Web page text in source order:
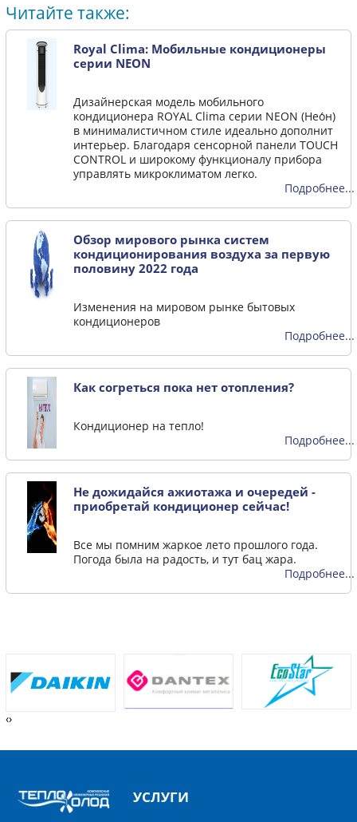
Читайте также:
Royal Clima: Мобильные кондиционеры
серии NEON
Дизайнерская модель мобильного
кондиционера ROYAL Clima серии NEON (Нео́н)
в минималистичном стиле идеально дополнит
интерьер. Благодаря сенсорной панели TOUCH
CONTROL и широкому функционалу прибора
управлять микроклиматом легко.
Подробнее...
Обзор мирового рынка систем
кондиционирования воздуха за первую
половину 2022 года
Изменения на мировом рынке бытовых
кондиционеров
Подробнее...
Как согреться пока нет отопления?
Кондиционер на тепло!
Подробнее...
Не дожидайся ажиотажа и очередей -
приобретай кондиционер сейчас!
Все мы помним жаркое лето прошлого года.
Погода была на радость, и тут бац жара.
Подробнее...
‹›
УСЛУГИ